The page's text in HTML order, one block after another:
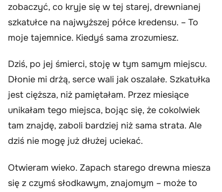
zobaczyć, co kryje się w tej starej, drewnianej
szkatułce na najwyższej półce kredensu. – To
moje tajemnice. Kiedyś sama zrozumiesz.
Dziś, po jej śmierci, stoję w tym samym miejscu.
Dłonie mi drżą, serce wali jak oszalałe. Szkatułka
jest cięższa, niż pamiętałam. Przez miesiące
unikałam tego miejsca, bojąc się, że cokolwiek
tam znajdę, zaboli bardziej niż sama strata. Ale
dziś nie mogę już dłużej uciekać.
Otwieram wieko. Zapach starego drewna miesza
się z czymś słodkawym, znajomym – może to